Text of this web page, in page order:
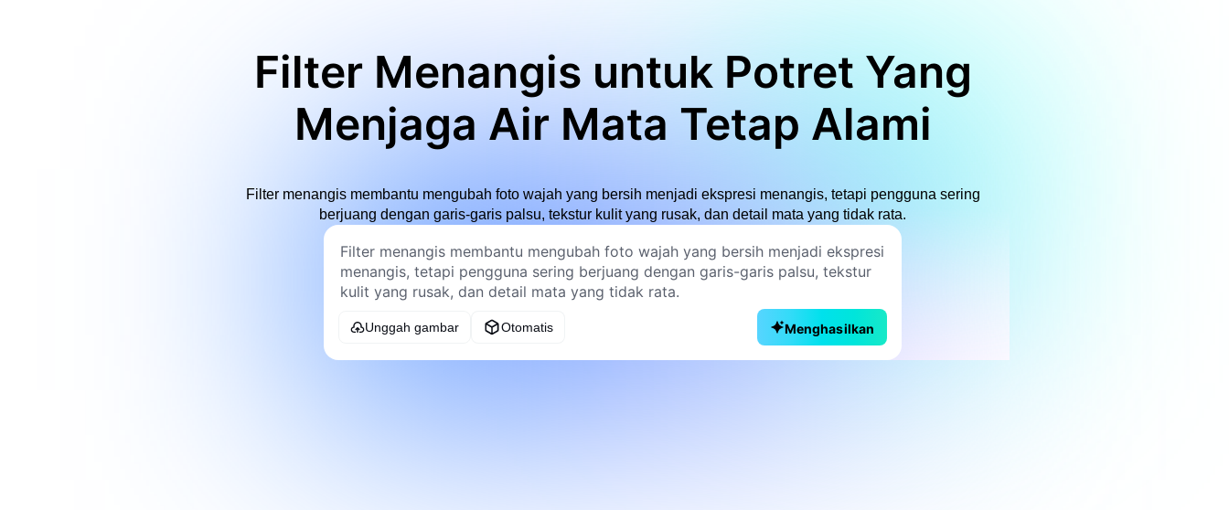
Filter Menangis untuk Potret Yang
Menjaga Air Mata Tetap Alami
Filter menangis membantu mengubah foto wajah yang bersih menjadi ekspresi menangis, tetapi pengguna sering
berjuang dengan garis-garis palsu, tekstur kulit yang rusak, dan detail mata yang tidak rata.
Unggah gambar Otomatis Menghasilkan